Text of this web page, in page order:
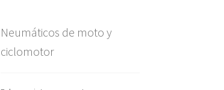
Neumáticos de moto y
ciclomotor